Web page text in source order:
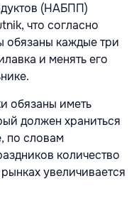
(НАБПП)
что согласно
обязаны каждые три
и менять его
обязаны иметь
должен храниться
по словам
количество
увеличивается